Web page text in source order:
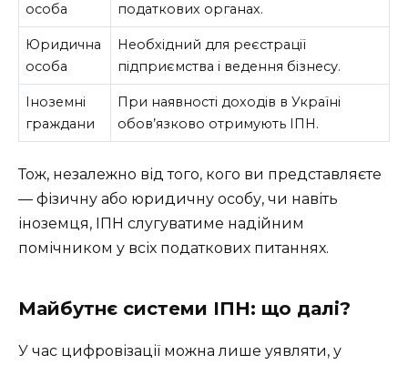
особа
податкових органах.
Юридична
особа
Необхідний для реєстрації
підприємства і ведення бізнесу.
Іноземні
граждани
При наявності доходів в Україні
обов’язково отримують ІПН.
Тож, незалежно від того, кого ви представляєте
— фізичну або юридичну особу, чи навіть
іноземця, ІПН слугуватиме надійним
помічником у всіх податкових питаннях.
Майбутнє системи ІПН: що далі?
У час цифровізації можна лише уявляти, у